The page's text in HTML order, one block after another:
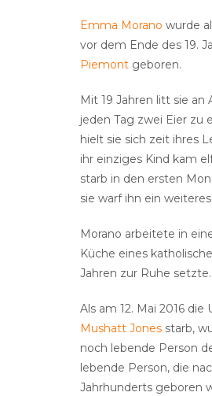
Emma Morano wurde
vor dem Ende des 19.
Piemont geboren.
Mit 19 Jahren litt sie
jeden Tag zwei Eier zu
hielt sie sich zeit ihres
ihr einziges Kind kam
starb in den ersten
sie warf ihn ein
Morano arbeitete in
Küche eines
Jahren zur Ruhe setzte.
Als am 12. Mai 2016 die
Mushatt Jones starb,
noch lebende Person
lebende Person, die
Jahrhunderts geboren